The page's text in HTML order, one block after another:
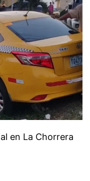
en La Chorrera